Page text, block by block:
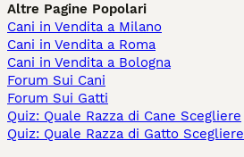
Altre Pagine Popolari
Cani in Vendita a Milano
Cani in Vendita a Roma
Cani in Vendita a Bologna
Forum Sui Cani
Forum Sui Gatti
Quiz: Quale Razza di Cane Scegliere
Quiz: Quale Razza di Gatto Scegliere